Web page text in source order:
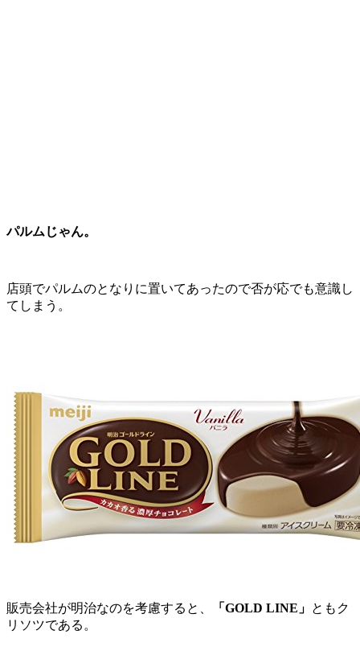
パルムじゃん。
店頭でパルムのとなりに置いてあったので否が応でも意識し
てしまう。
販売会社が明治なのを考慮すると、 「GOLD LINE」 ともク
リソツである。